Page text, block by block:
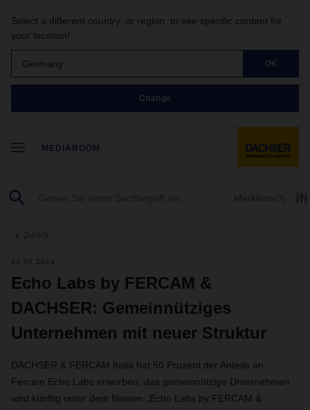
Select a different country, or region, to see specific content for
your location!
Germany OK
Change
MEDIAROOM
Merkliste(0)
Zurück
03.06.2024
Echo Labs by FERCAM &
DACHSER: Gemeinnütziges
Unternehmen mit neuer Struktur
DACHSER & FERCAM Italia hat 50 Prozent der Anteile an
Fercam Echo Labs erworben; das gemeinnützige Unternehmen
wird künftig unter dem Namen „Echo Labs by FERCAM &